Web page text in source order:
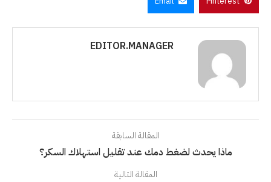
EDITOR.MANAGER
المقالة السابقة
ماذا يحدث لضغط دمك عند تقليل استهلاك السكر؟
المقالة التالية